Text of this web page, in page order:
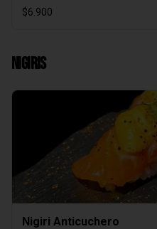
$6.900
Nigiris
Nigiri Anticuchero